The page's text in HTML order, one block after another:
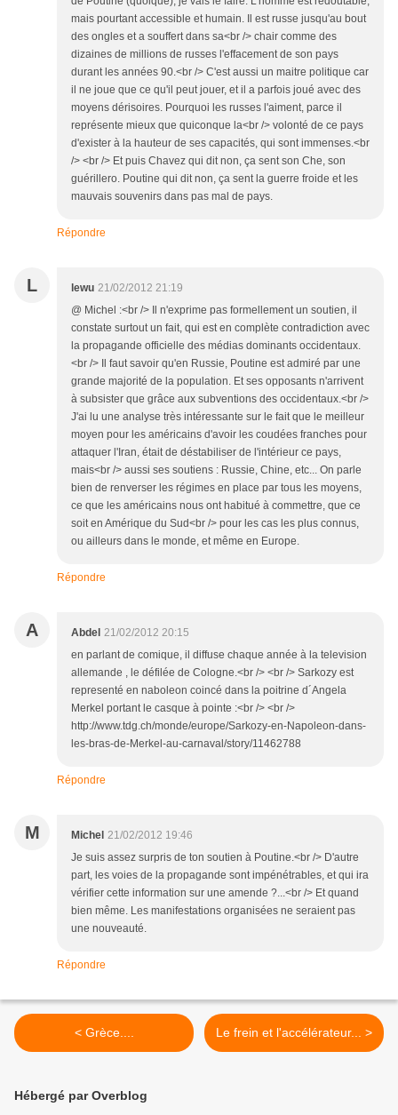
mais pourtant accessible et humain. Il est russe jusqu'au bout
des ongles et a souffert dans sa<br /> chair comme des
dizaines de millions de russes l'effacement de son pays
durant les années 90.<br /> C'est aussi un maitre politique car
il ne joue que ce qu'il peut jouer, et il a parfois joué avec des
moyens dérisoires. Pourquoi les russes l'aiment, parce il
représente mieux que quiconque la<br /> volonté de ce pays
d'exister à la hauteur de ses capacités, qui sont immenses.<br
/> <br /> Et puis Chavez qui dit non, ça sent son Che, son
guérillero. Poutine qui dit non, ça sent la guerre froide et les
mauvais souvenirs dans pas mal de pays.
Répondre
L lewu 21/02/2012 21:19
@ Michel :<br /> Il n'exprime pas formellement un soutien, il
constate surtout un fait, qui est en complète contradiction avec
la propagande officielle des médias dominants occidentaux.
<br /> Il faut savoir qu'en Russie, Poutine est admiré par une
grande majorité de la population. Et ses opposants n'arrivent
à subsister que grâce aux subventions des occidentaux.<br />
J'ai lu une analyse très intéressante sur le fait que le meilleur
moyen pour les américains d'avoir les coudées franches pour
attaquer l'Iran, était de déstabiliser de l'intérieur ce pays,
mais<br /> aussi ses soutiens : Russie, Chine, etc... On parle
bien de renverser les régimes en place par tous les moyens,
ce que les américains nous ont habitué à commettre, que ce
soit en Amérique du Sud<br /> pour les cas les plus connus,
ou ailleurs dans le monde, et même en Europe.
Répondre
A Abdel 21/02/2012 20:15
en parlant de comique, il diffuse chaque année à la television
allemande , le défilée de Cologne.<br /> <br /> Sarkozy est
representé en naboleon coincé dans la poitrine d´Angela
Merkel portant le casque à pointe :<br /> <br />
http://www.tdg.ch/monde/europe/Sarkozy-en-Napoleon-dans-
les-bras-de-Merkel-au-carnaval/story/11462788
Répondre
M Michel 21/02/2012 19:46
Je suis assez surpris de ton soutien à Poutine.<br /> D'autre
part, les voies de la propagande sont impénétrables, et qui ira
vérifier cette information sur une amende ?...<br /> Et quand
bien même. Les manifestations organisées ne seraient pas
une nouveauté.
Répondre
< Grèce.... Le frein et l'accélérateur... >
Hébergé par Overblog